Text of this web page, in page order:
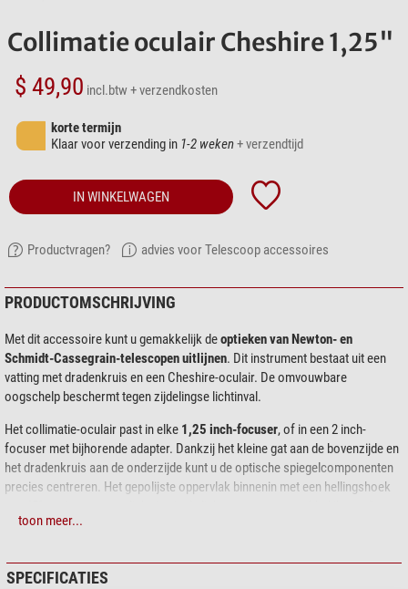
Collimatie oculair Cheshire 1,25"
$ 49,90 incl.btw+ verzendkosten
korte termijn
Klaar voor verzending in 1-2 weken+ verzendtijd
IN WINKELWAGEN
Productvragen? advies voor Telescoop accessoires
PRODUCTOMSCHRIJVING
Met dit accessoire kunt u gemakkelijk deoptieken van Newton- en
Schmidt-Cassegrain-telescopen uitlijnen. Dit instrument bestaat uit een
vatting met dradenkruis en een Cheshire-oculair. De omvouwbare
oogschelp beschermt tegen zijdelingse lichtinval.
Het collimatie-oculair past in elke 1,25 inch-focuser, of in een 2 inch-
focuser met bijhorende adapter. Dankzij het kleine gat aan de bovenzijde en
het dradenkruis aan de onderzijde kunt u de optische spiegelcomponenten
precies centreren. Het gepolijste oppervlak binnenin met een hellingshoek
manier de precieze uitlijning van de hoofdspiegel.
uitlijnen. Dit accessoire is onmisbaar voor alle eigenaars van een
toon meer...
SPECIFICATIES